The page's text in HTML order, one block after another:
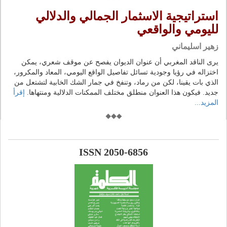
استراتيجية الاسثمار الجمالي والدلالي
لليومي والواقعي
زهير اسليماني
يرى الناقد المغربي أن عنوان الديوان يفصح عن موقف شعري، يمكن
اختزاله في رؤيا وجودية تسائل تفاصيل الواقع اليومي، المعاد والمكرور،
الذي بات يقينا، لكن من رماد، وتنفخ في جمار الشك الخابية لتشتعل من
جديد. فيكون هذا العنوان منطلق مختلف الممكنات الدلالية ومنتهاها.
إقرأ
المزيد...
ISSN 2050-6856